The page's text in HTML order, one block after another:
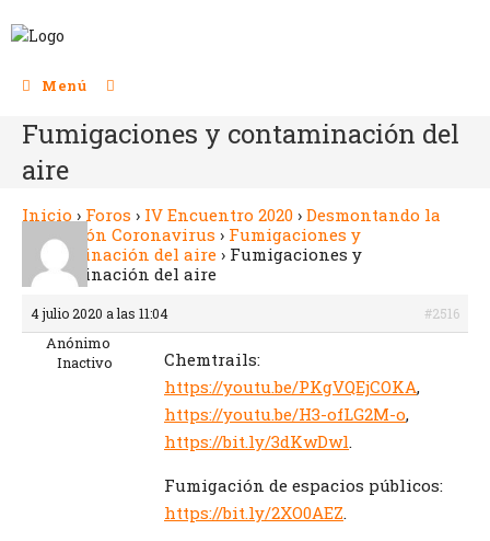
Menú
Fumigaciones y contaminación del
aire
Inicio › Foros › IV Encuentro 2020 › Desmontando la
Operación Coronavirus › Fumigaciones y
contaminación del aire › Fumigaciones y
contaminación del aire
4 julio 2020 a las 11:04 #2516
Anónimo
Inactivo
Chemtrails:
https://youtu.be/PKgVQEjCOKA,
https://youtu.be/H3-ofLG2M-o,
https://bit.ly/3dKwDwl.
Fumigación de espacios públicos:
https://bit.ly/2XO0AEZ.